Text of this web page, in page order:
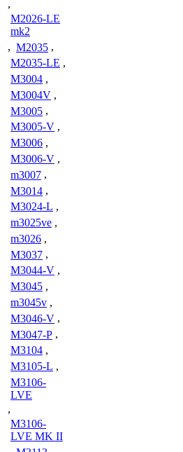
,
M2026-LE
mk2
, M2035 ,
M2035-LE ,
M3004 ,
M3004V ,
M3005 ,
M3005-V ,
M3006 ,
M3006-V ,
m3007 ,
M3014 ,
M3024-L ,
m3025ve ,
m3026 ,
M3037 ,
M3044-V ,
M3045 ,
m3045v ,
M3046-V ,
M3047-P ,
M3104 ,
M3105-L ,
M3106-
LVE
,
M3106-
LVE MK II